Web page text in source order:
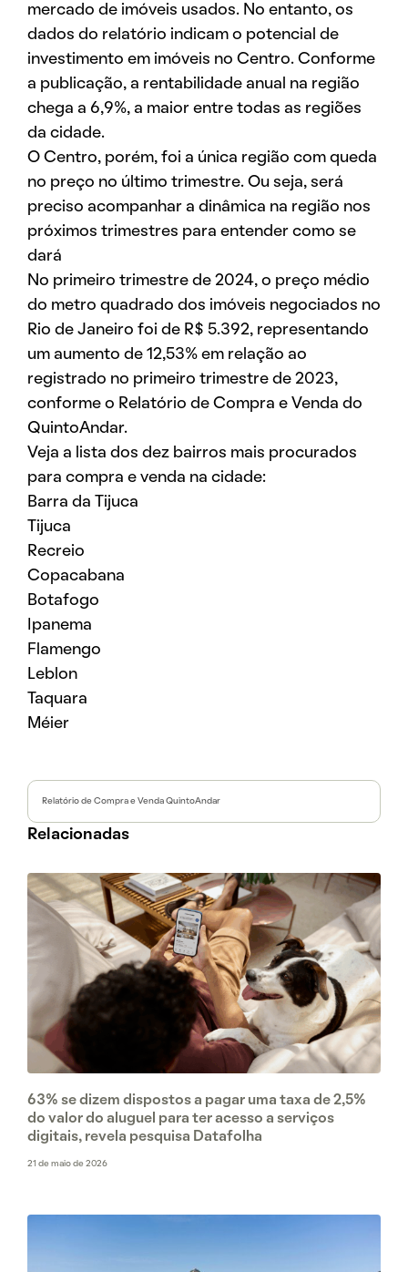
mercado de imóveis usados. No entanto, os
dados do relatório indicam o potencial de
investimento em imóveis no Centro. Conforme
a publicação, a rentabilidade anual na região
chega a 6,9%, a maior entre todas as regiões
da cidade.
O Centro, porém, foi a única região com queda
no preço no último trimestre. Ou seja, será
preciso acompanhar a dinâmica na região nos
próximos trimestres para entender como se
dará
No primeiro trimestre de 2024, o preço médio
do metro quadrado dos imóveis negociados no
Rio de Janeiro foi de R$ 5.392, representando
um aumento de 12,53% em relação ao
registrado no primeiro trimestre de 2023,
conforme o Relatório de Compra e Venda do
QuintoAndar.
Veja a lista dos dez bairros mais procurados
para compra e venda na cidade:
Barra da Tijuca
Tijuca
Recreio
Copacabana
Botafogo
Ipanema
Flamengo
Leblon
Taquara
Méier
Relatório de Compra e Venda QuintoAndar
Relacionadas
63% se dizem dispostos a pagar uma taxa de 2,5%
do valor do aluguel para ter acesso a serviços
digitais, revela pesquisa Datafolha
21 de maio de 2026